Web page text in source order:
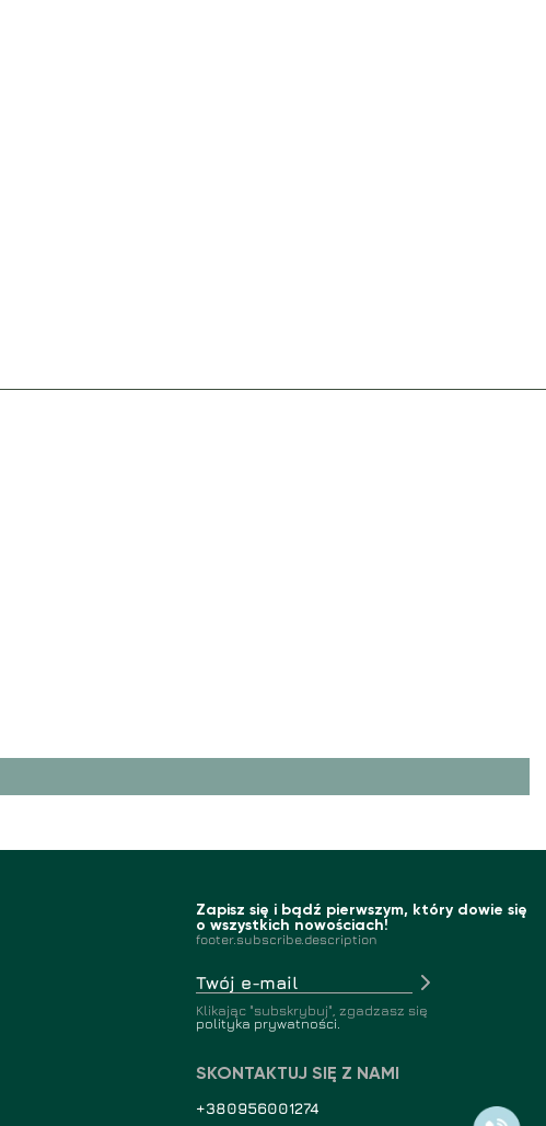
Zapisz się i bądź pierwszym, który dowie się
o wszystkich nowościach!
footer.subscribe.description
Klikając "subskrybuj", zgadzasz się
polityka prywatności.
SKONTAKTUJ SIĘ Z NAMI
+380956001274